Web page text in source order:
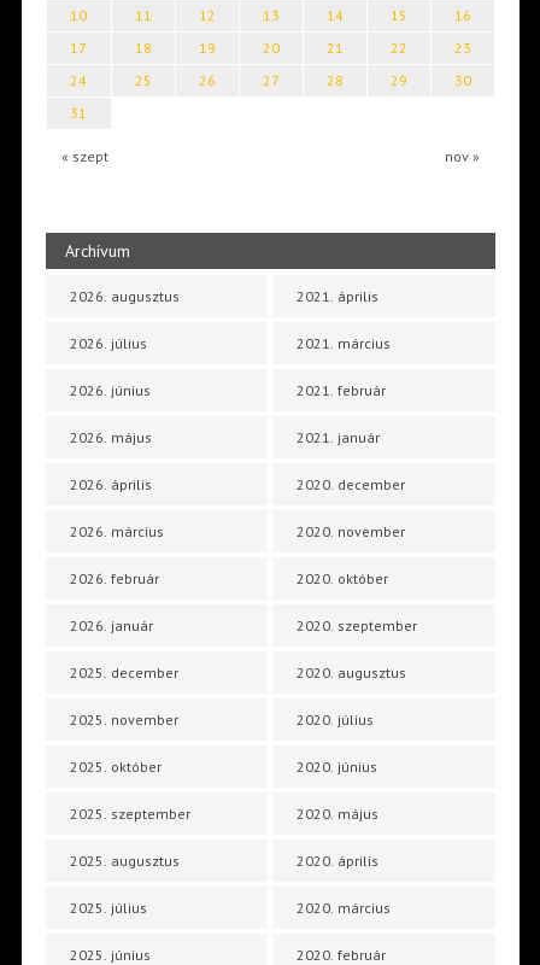
« szept nov »
10
11 12 13 14 15
16
17
18 19 20 21 22
23
24
25 26 27 28 29
30
31
Archívum
2026. augusztus
2026. július
2026. június
2026. május
2026. április
2026. március
2026. február
2026. január
2025. december
2025. november
2025. október
2025. szeptember
2025. augusztus
2025. július
2025. június
2021. április
2021. március
2021. február
2021. január
2020. december
2020. november
2020. október
2020. szeptember
2020. augusztus
2020. július
2020. június
2020. május
2020. április
2020. március
2020. február